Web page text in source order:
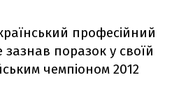
професійний
зазнав поразок у своїй
чемпіоном 2012